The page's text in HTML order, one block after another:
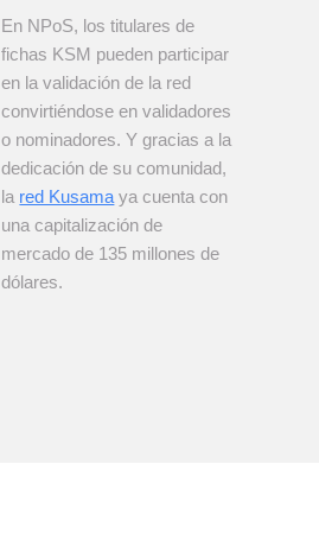
En NPoS, los titulares de
fichas KSM pueden participar
en la validación de la red
convirtiéndose en validadores
o nominadores. Y gracias a la
dedicación de su comunidad,
la red Kusama ya cuenta con
una capitalización de
mercado de 135 millones de
dólares.